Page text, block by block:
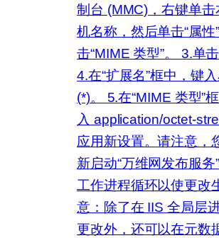
制台 (MMC)，右键单击
机名称，然后单击“属性
击“MIME 类型”。 3.单击
4.在“扩展名”框中，键
(*)。 5.在“MIME 类型”
入 application/octet-
应用新设置。请注意，
新启动“万维网发布服务
工作进程循环以使更改
意：除了在 IIS 全局层
更改外，还可以在元数